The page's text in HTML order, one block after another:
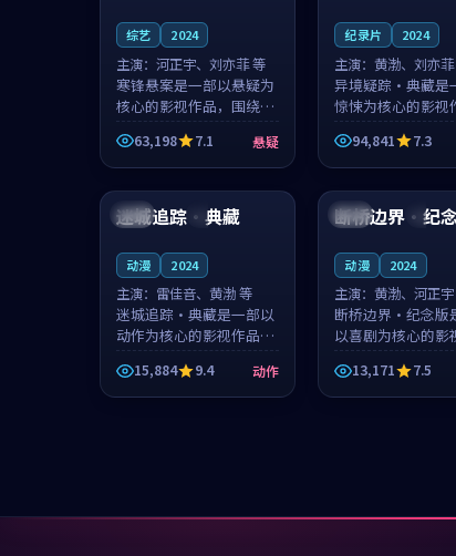
综艺 2024
主演： 河正宇、刘亦菲 等
寒锋悬案是一部以悬疑为
核心的影视作品，围绕危
机、反转与人物成长展
开，整体节奏紧凑，值得
推荐观看。
63,198 7.1 悬疑
纪录片 2024
主演：黄渤、刘亦
异境疑踪·典藏是
惊悚为核心的影视
围绕危机、反转与
长展开，整体节奏
值得推荐观看。
94,841 7.3
英国 4K
92:25
迷城追踪·典藏
动漫 2024
主演： 雷佳音、黄渤 等
迷城追踪·典藏是一部以
动作为核心的影视作品，
围绕危机、反转与人物成
长展开，整体节奏紧凑，
值得推荐观看。
15,884 9.4 动作
泰国 4K
断桥边界·纪
动漫 2024
主演：黄渤、河正
断桥边界·纪念版
以喜剧为核心的影
品，围绕危机、反
物成长展开，整体
凑，值得推荐观看
13,171 7.5